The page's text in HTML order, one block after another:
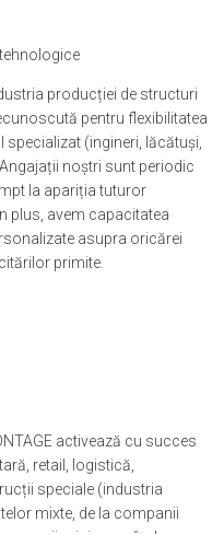
producției de structuri
pentru flexibilitatea
(ingineri, lăcătuși,
noștri sunt periodic
la apariția tuturor
plus, avem capacitatea
asupra oricărei
primite.
activează cu succes
retail, logistică,
speciale (industria
mixte, de la companii